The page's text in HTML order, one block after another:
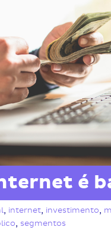
é
internet investimento
segmentos